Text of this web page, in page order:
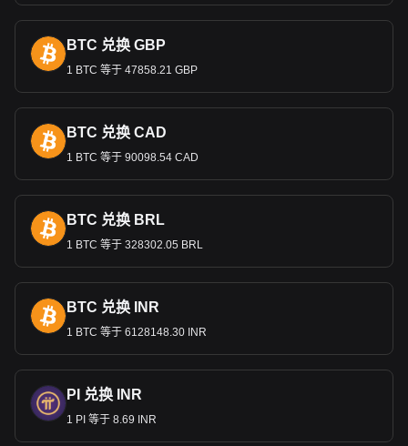
外国银行储备的59%，这反映了美元持久的全球影响力。尽管
明了美元在国际经济体系中的核心地位。
什么是美元指数（
（USD ）相对于一篮子外币的价值。美元
于 1973年，是在《布雷顿森林协定》解体后创立的。该指数包
括多种货币，最初由17个国家的
1999年欧元的推出，该指数进行了调整，现在主要跟踪美元兑
世界六种主要货币的汇率：欧元（EUR）、日元（JPY）、英
镑（GBP）、加元（CAD
（CHF
行。这一制度于20
世纪初正式确立，它将美元的价值与特定数
量的黄金挂钩，为货币价值提供了稳定性和信心。然而，
Bitget 加密货币与法币兑换数据显示，最受欢迎的 Bio
BTC 兑换 GBP
1 BTC 等于 47858.21 GBP
BTC 兑换 CAD
1 BTC 等于 90098.54 CAD
BTC 兑换 BRL
1 BTC 等于 328302.05 BRL
BTC 兑换 INR
1 BTC 等于 6128148.30 INR
PI 兑换 INR
1 PI 等于 8.69 INR